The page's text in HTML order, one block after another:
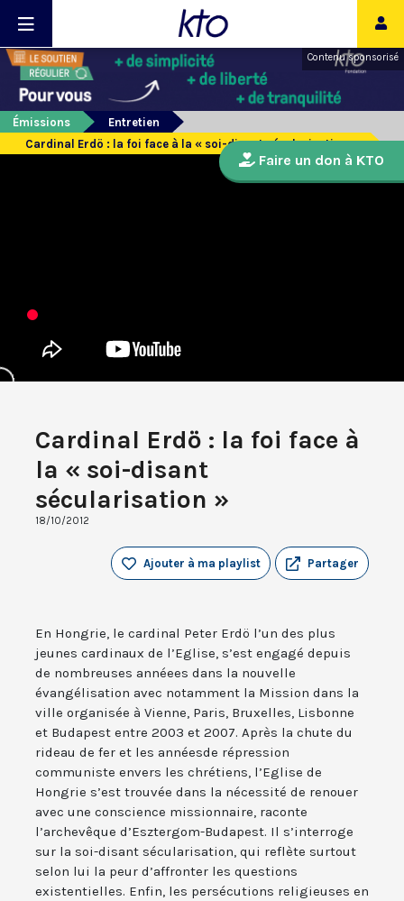
Contenu sponsorisé
Émissions
Entretien
Cardinal Erdö : la foi face à la « soi-disant sécularisation »
Cardinal Erdö : la foi face à
la « soi-disant
sécularisation »
18/10/2012
Partager
Ajouter à ma playlist
En Hongrie, le cardinal Peter Erdö l’un des plus
jeunes cardinaux de l’Eglise, s’est engagé depuis
de nombreuses annéees dans la nouvelle
évangélisation avec notamment la Mission dans la
ville organisée à Vienne, Paris, Bruxelles, Lisbonne
et Budapest entre 2003 et 2007. Après la chute du
rideau de fer et les annéesde répression
communiste envers les chrétiens, l’Eglise de
Hongrie s’est trouvée dans la nécessité de renouer
avec une conscience missionnaire, raconte
l’archevêque d’Esztergom-Budapest. Il s’interroge
sur la soi-disant sécularisation, qui reflète surtout
selon lui la peur d’affronter les questions
existentielles. Enfin, les persécutions religieuses en
Faire un don à KTO